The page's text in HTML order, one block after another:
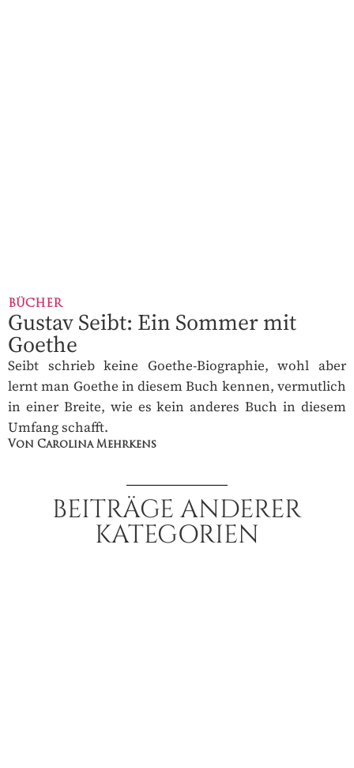
BÜCHER
Gustav Seibt: Ein Sommer mit
Goethe
Seibt schrieb keine Goethe-Biographie, wohl aber
lernt man Goethe in diesem Buch kennen, vermutlich
in einer Breite, wie es kein anderes Buch in diesem
Umfang schafft.
Von Carolina Mehrkens
BEITRÄGE ANDERER
KATEGORIEN